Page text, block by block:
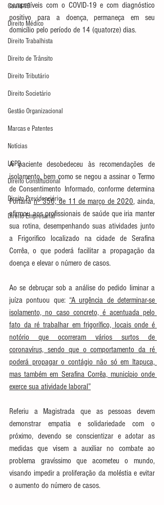
Covid-19
Direito Médico
Direito Trabalhista
Direito de Trânsito
Direito Tributário
Direito Societário
Gestão Organizacional
Marcas e Patentes
Notícias
LGPD
Direito Constitucional
Direito Previdenciário
Direito Empresarial
compatíveis com o COVID-19 e com diagnóstico
positivo para a doença, permaneça em seu
domicílio pelo período de 14 (quatorze) dias.
A paciente desobedeceu às recomendações de
isolamento, bem como se negou a assinar o Termo
de Consentimento Informado, conforme determina
Portaria nº 356, de 11 de março de 2020, ainda,
afirmou aos profissionais de saúde que iria manter
sua rotina, desempenhando suas atividades junto
a Frigorifico localizado na cidade de Serafina
Corrêa, o que poderá facilitar a propagação da
doença e elevar o número de casos.
Ao se debruçar sob a análise do pedido liminar a
juíza pontuou que: “A urgência de determinar-se
isolamento, no caso concreto, é acentuada pelo
fato da ré trabalhar em frigorífico, locais onde é
notório que ocorreram vários surtos de
coronavírus, sendo que o comportamento da ré
poderá propagar o contágio não só em Itapuca,
mas também em Serafina Corrêa, município onde
exerce sua atividade laboral”
Referiu a Magistrada que as pessoas devem
demonstrar empatia e solidariedade com o
próximo, devendo se conscientizar e adotar as
medidas que visem a auxiliar no combate ao
problema gravíssimo que acometeu o mundo,
visando impedir a proliferação da moléstia e evitar
o aumento do número de casos.